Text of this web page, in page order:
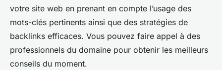
votre site web en prenant en compte l’usage des
mots-clés pertinents ainsi que des stratégies de
backlinks efficaces. Vous pouvez faire appel à des
professionnels du domaine pour obtenir les meilleurs
conseils du moment.